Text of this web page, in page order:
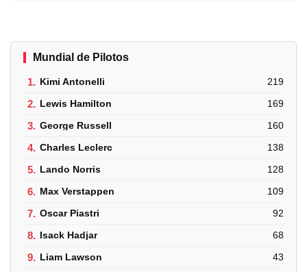
Mundial de Pilotos
1. Kimi Antonelli 219
2. Lewis Hamilton 169
3. George Russell 160
4. Charles Leclerc 138
5. Lando Norris 128
6. Max Verstappen 109
7. Oscar Piastri 92
8. Isack Hadjar 68
9. Liam Lawson 43